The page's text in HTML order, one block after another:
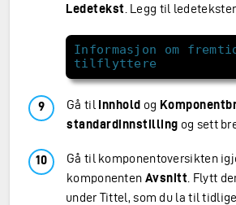
Ledetekst . Legg til
Informasjon om
Gå til Innhold og
standardinnstilling og sett
Gå til komponentoversikten
komponenten Avsnitt . Flytt
under Tittel, som du la til